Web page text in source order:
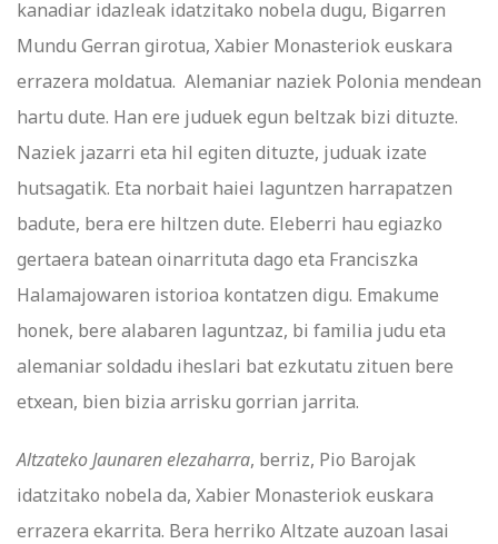
kanadiar idazleak idatzitako nobela dugu, Bigarren
Mundu Gerran girotua, Xabier Monasteriok euskara
errazera moldatua. Alemaniar naziek Polonia mendean
hartu dute. Han ere juduek egun beltzak bizi dituzte.
Naziek jazarri eta hil egiten dituzte, juduak izate
hutsagatik. Eta norbait haiei laguntzen harrapatzen
badute, bera ere hiltzen dute. Eleberri hau egiazko
gertaera batean oinarrituta dago eta Franciszka
Halamajowaren istorioa kontatzen digu. Emakume
honek, bere alabaren laguntzaz, bi familia judu eta
alemaniar soldadu iheslari bat ezkutatu zituen bere
etxean, bien bizia arrisku gorrian jarrita.
Altzateko Jaunaren elezaharra, berriz, Pio Barojak
idatzitako nobela da, Xabier Monasteriok euskara
errazera ekarrita. Bera herriko Altzate auzoan lasai